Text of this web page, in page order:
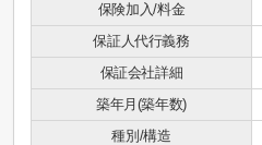
保険加入/料金
保証人代行義務
保証会社詳細
築年月(築年数)
種別/構造